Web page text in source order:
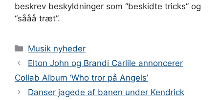
beskrev beskyldninger som “beskidte tricks” og
“sååå træt”.
Kategorier
Musik nyheder
Elton John og Brandi Carlile annoncerer
Collab Album ‘Who tror på Angels’
Danser jagede af banen under Kendrick